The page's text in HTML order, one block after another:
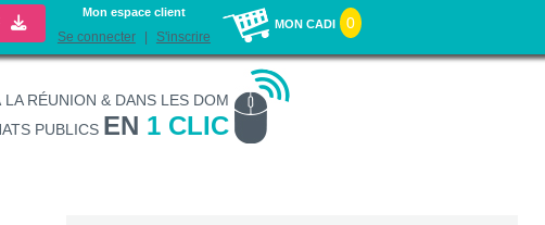
Mon espace client
Se connecter S'inscrire
MON CADI 0
RÉUNION & DANS LES DOM
PUBLICS EN 1 CLIC